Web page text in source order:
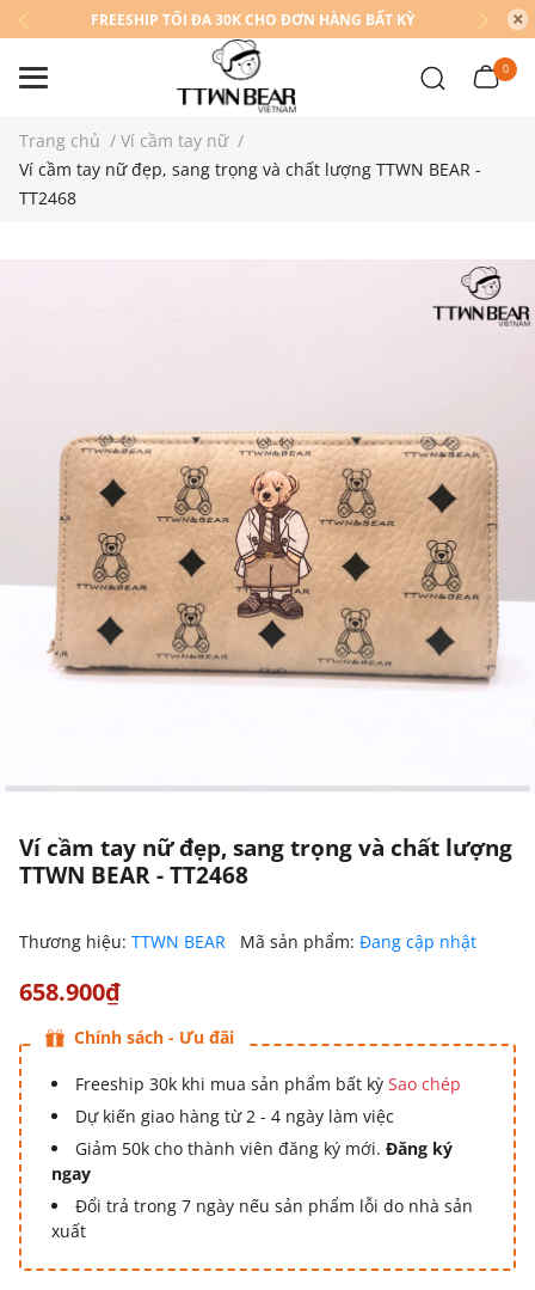
FREESHIP TỐI ĐA 30K CHO ĐƠN HÀNG BẤT KỲ
0
Trang chủ / Ví cầm tay nữ /
Ví cầm tay nữ đẹp, sang trọng và chất lượng TTWN BEAR -
TT2468
Ví cầm tay nữ đẹp, sang trọng và chất lượng
TTWN BEAR - TT2468
Thương hiệu: TTWN BEAR Mã sản phẩm: Đang cập nhật
658.900₫
Chính sách - Ưu đãi
Freeship 30k khi mua sản phẩm bất kỳ Sao chép
Dự kiến giao hàng từ 2 - 4 ngày làm việc
Giảm 50k cho thành viên đăng ký mới. Đăng ký
ngay
Đổi trả trong 7 ngày nếu sản phẩm lỗi do nhà sản
xuất